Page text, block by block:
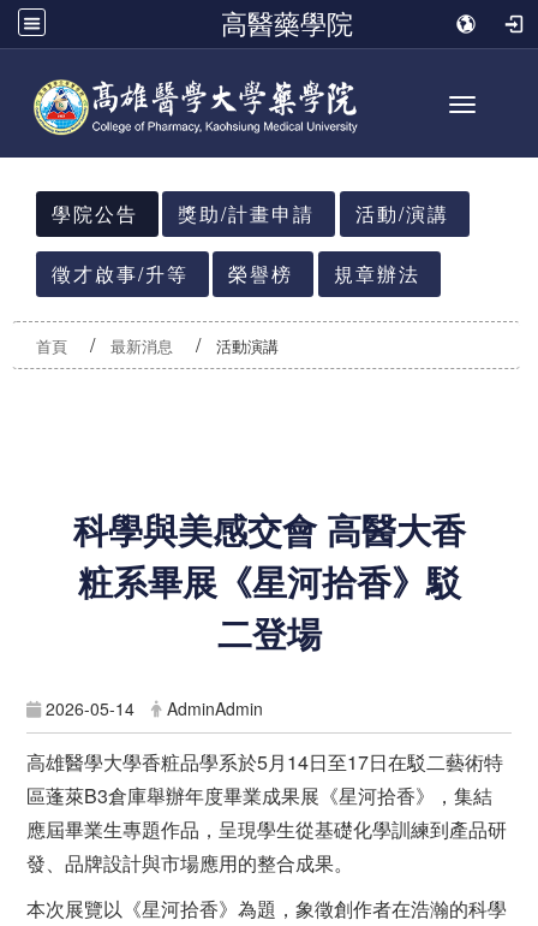
高醫藥學院
Toggle
:::
學院公告
獎助/計畫申請 活動/演講
徵才啟事/升等 榮譽榜 規章辦法
首頁 最新消息 活動演講
科學與美感交會 高醫大香
粧系畢展《星河拾香》駁
二登場
2026-05-14 AdminAdmin
高雄醫學大學香粧品學系於5月14日至17日在駁二藝術特
區蓬萊B3倉庫舉辦年度畢業成果展《星河拾香》，集結
應屆畢業生專題作品，呈現學生從基礎化學訓練到產品研
發、品牌設計與市場應用的整合成果。
本次展覽以《星河拾香》為題，象徵創作者在浩瀚的科學